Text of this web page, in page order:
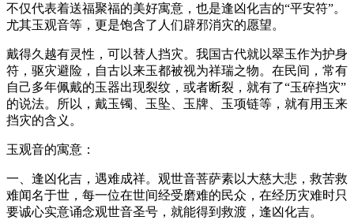
不仅代表着送福聚福的美好寓意，也是逢凶化吉的“平安符”。
尤其玉观音等，更是饱含了人们辟邪消灾的愿望。
戴得久越有灵性，可以替人挡灾。我国古代就以翠玉作为护身
符，驱灾避险，自古以来玉都被视为祥瑞之物。在民间，常有
自己多年佩戴的玉器出现裂纹，或者断裂，就有了“玉碎挡灾”
的说法。所以，戴玉镯、玉坠、玉牌、玉项链等，就有用玉来
挡灾的含义。
玉观音的寓意：
一、逢凶化吉，遇难成祥。观世音菩萨素以大慈大悲，救苦救
难闻名于世，每一位在世间经受磨难的民众，在经历灾难时只
要诚心实意诵念观世音圣号，就能得到救渡，逢凶化吉。